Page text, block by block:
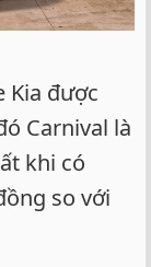
Kia được
Carnival là
khi có
so với